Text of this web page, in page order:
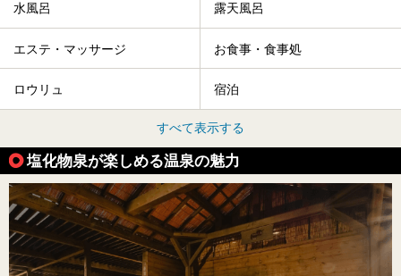
水風呂 露天風呂
エステ・マッサージ お食事・食事処
ロウリュ 宿泊
すべて表示する
塩化物泉が楽しめる温泉の魅力